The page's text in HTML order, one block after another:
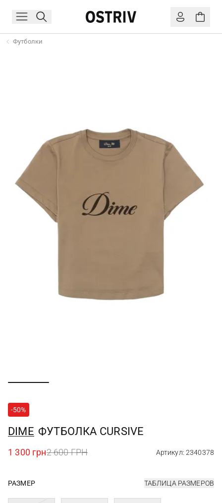
Футболки
-50%
DIME ФУТБОЛКА CURSIVE
1 300 грн2 600 ГРН Артикул: 2340378
РАЗМЕР ТАБЛИЦА РАЗМЕРОВ